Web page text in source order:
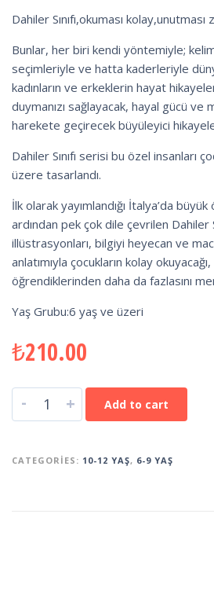
Dahiler Sınıfı,okuması kolay,unutması
Bunlar, her biri kendi yöntemiyle;
seçimleriyle ve hatta kaderleriyle
kadınların ve erkeklerin hayat
duymanızı sağlayacak, hayal gücü ve
harekete geçirecek büyüleyici
Dahiler Sınıfı serisi bu özel insanları
üzere tasarlandı.
İlk olarak yayımlandığı İtalya’da
ardından pek çok dile çevrilen Dahiler
illüstrasyonları, bilgiyi heyecan ve
anlatımıyla çocukların kolay
öğrendiklerinden daha da fazlasını
Yaş Grubu:6 yaş ve üzeri
₺210.00
- + Add to cart
CATEGORIES: 10-12 YAŞ, 6-9 YAŞ